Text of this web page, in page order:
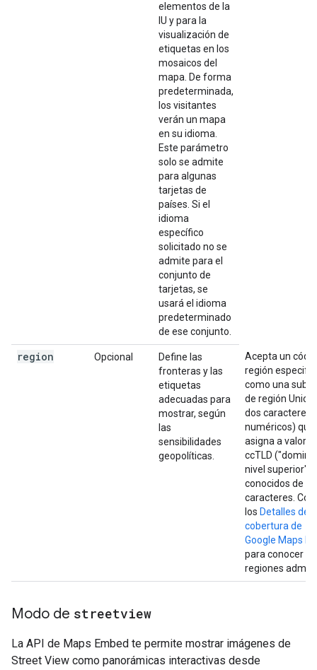
elementos de la
IU y para la
visualización de
etiquetas en los
mosaicos del
mapa. De forma
predeterminada,
los visitantes
verán un mapa
en su idioma.
Este parámetro
solo se admite
para algunas
tarjetas de
países. Si el
idioma
específico
solicitado no se
admite para el
conjunto de
tarjetas, se
usará el idioma
predeterminado
de ese conjunto.
region Opcional
Define las
fronteras y las
etiquetas
adecuadas para
mostrar, según
las
sensibilidades
geopolíticas.
Acepta un
región
como una
de región
dos caracteres
numéricos) que
asigna a
ccTLD
nivel superior")
conocidos de
caracteres.
los Detalles de
cobertura de
Google Maps
para conocer
regiones
Modo de streetview
La API de Maps Embed te permite mostrar imágenes de
Street View como panorámicas interactivas desde